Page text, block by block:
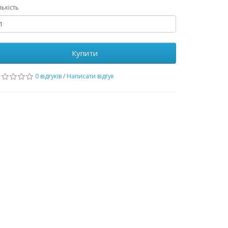
Купити
0 відгуків/ Написати відгук